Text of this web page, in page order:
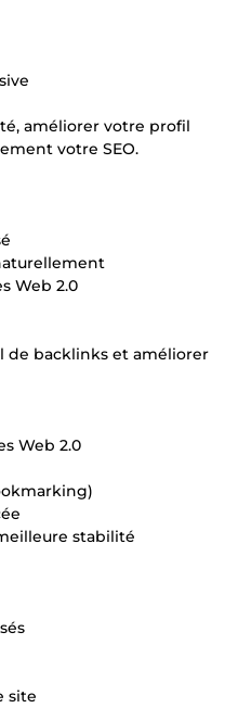
améliorer votre profil
votre SEO.
Web 2.0
de backlinks et améliorer
Web 2.0
stabilité
site